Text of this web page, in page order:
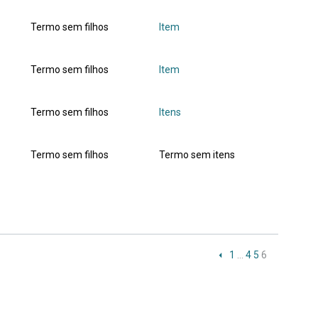
Termo sem filhos Item
Termo sem filhos Item
Termo sem filhos Itens
Termo sem filhos Termo sem itens
1 4 5 6